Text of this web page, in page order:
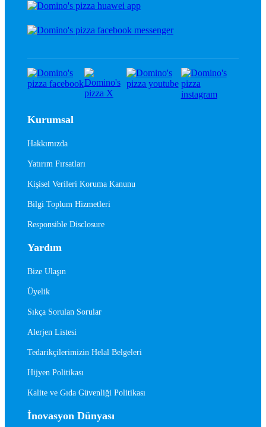
Kurumsal
Hakkımızda
Yatırım Fırsatları
Kişisel Verileri Koruma Kanunu
Bilgi Toplum Hizmetleri
Responsible Disclosure
Yardım
Bize Ulaşın
Üyelik
Sıkça Sorulan Sorular
Alerjen Listesi
Tedarikçilerimizin Helal Belgeleri
Hijyen Politikası
Kalite ve Gıda Güvenliği Politikası
İnovasyon Dünyası